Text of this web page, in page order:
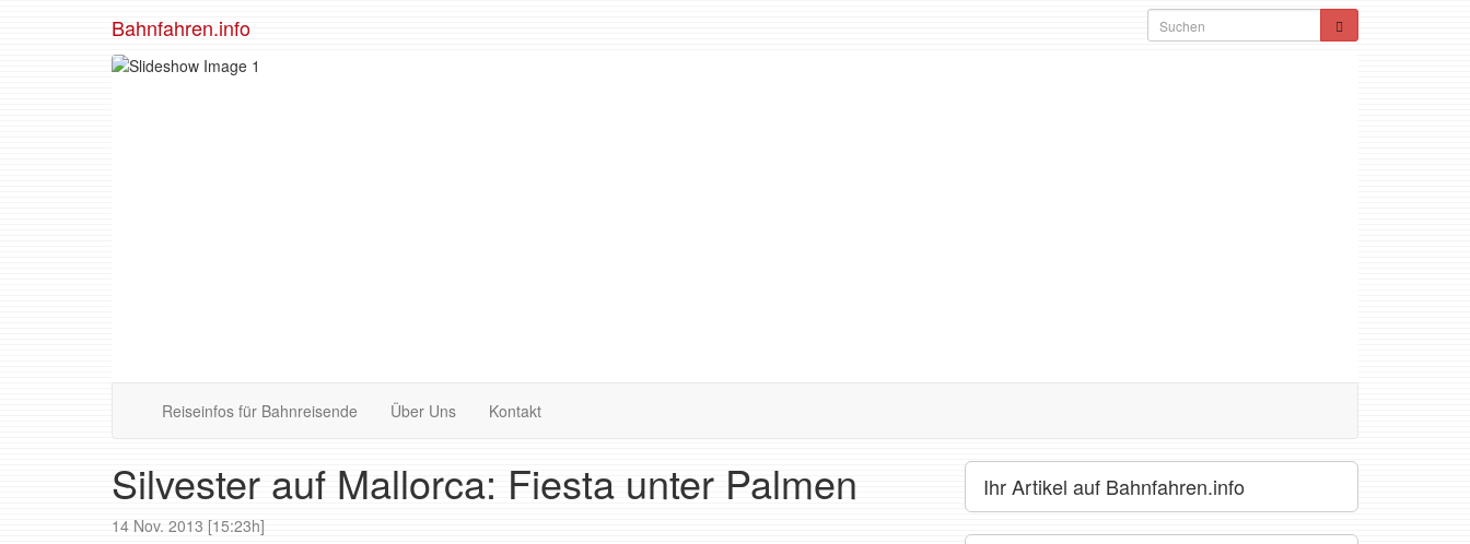
Bahnfahren.info
Reiseinfos für Bahnreisende Über Uns Kontakt
Silvester auf Mallorca: Fiesta unter Palmen
14 Nov. 2013 [15:23h]
Ihr Artikel auf Bahnfahren.info